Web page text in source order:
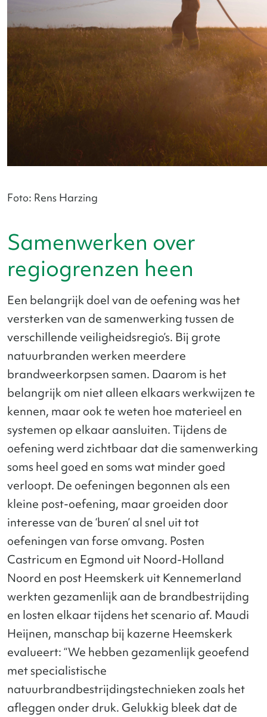
Foto: Rens Harzing
Samenwerken over
regiogrenzen heen
Een belangrijk doel van de oefening was het
versterken van de samenwerking tussen de
verschillende veiligheidsregio’s. Bij grote
natuurbranden werken meerdere
brandweerkorpsen samen. Daarom is het
belangrijk om niet alleen elkaars werkwijzen te
kennen, maar ook te weten hoe materieel en
systemen op elkaar aansluiten. Tijdens de
oefening werd zichtbaar dat die samenwerking
soms heel goed en soms wat minder goed
verloopt. De oefeningen begonnen als een
kleine post-oefening, maar groeiden door
interesse van de ‘buren’ al snel uit tot
oefeningen van forse omvang. Posten
Castricum en Egmond uit Noord-Holland
Noord en post Heemskerk uit Kennemerland
werkten gezamenlijk aan de brandbestrijding
en losten elkaar tijdens het scenario af. Maudi
Heijnen, manschap bij kazerne Heemskerk
evalueert: “We hebben gezamenlijk geoefend
met specialistische
natuurbrandbestrijdingstechnieken zoals het
afleggen onder druk. Gelukkig bleek dat de